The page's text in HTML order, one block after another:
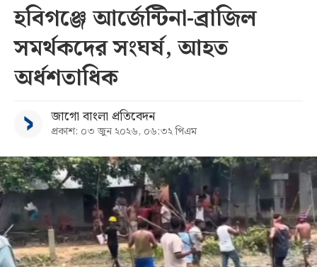
সর্বশেষ
সব
বিভাগ
আর্কাইভ
কনভার্টার
হবিগঞ্জে আর্জেন্টিনা-ব্রাজিল
সমর্থকদের সংঘর্ষ, আহত
অর্ধশতাধিক
জাগো বাংলা প্রতিবেদন
প্রকাশ: ০৩ জুন ২০২৬, ০৬:৩২ পিএম